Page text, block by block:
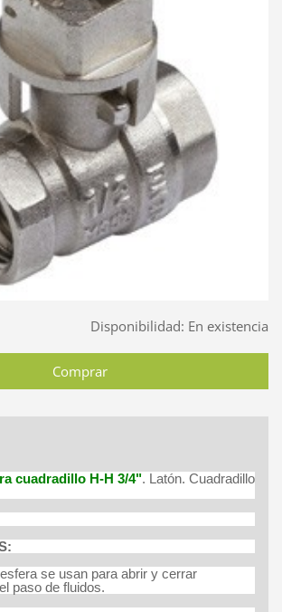
Disponibilidad: En existencia
cuadradillo H-H 3/4". Latón. Cuadradillo
se usan para abrir y cerrar
paso de fluidos.